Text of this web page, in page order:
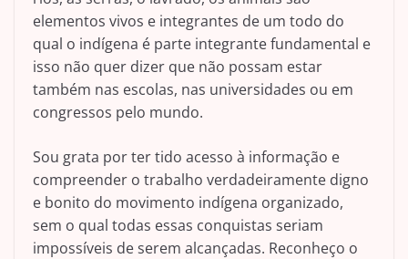
elementos vivos e integrantes de um todo do
qual o indígena é parte integrante fundamental e
isso não quer dizer que não possam estar
também nas escolas, nas universidades ou em
congressos pelo mundo.
Sou grata por ter tido acesso à informação e
compreender o trabalho verdadeiramente digno
e bonito do movimento indígena organizado,
sem o qual todas essas conquistas seriam
impossíveis de serem alcançadas. Reconheço o